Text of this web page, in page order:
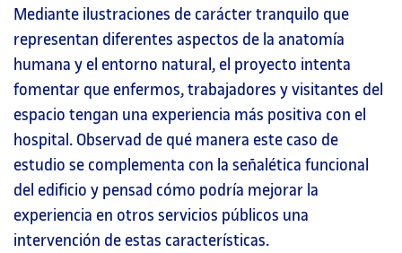
Mediante ilustraciones de carácter tranquilo que
representan diferentes aspectos de la anatomía
humana y el entorno natural, el proyecto intenta
fomentar que enfermos, trabajadores y visitantes del
espacio tengan una experiencia más positiva con el
hospital. Observad de qué manera este caso de
estudio se complementa con la señalética funcional
del edificio y pensad cómo podría mejorar la
experiencia en otros servicios públicos una
intervención de estas características.